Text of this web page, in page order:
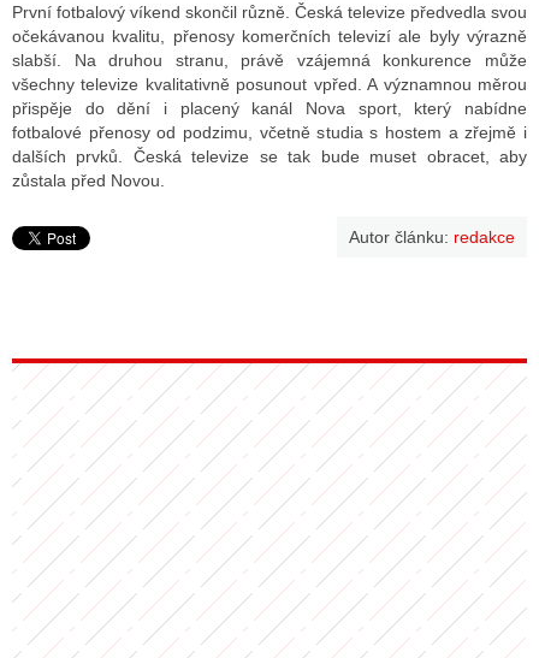
První fotbalový víkend skončil různě. Česká televize předvedla svou
očekávanou kvalitu, přenosy komerčních televizí ale byly výrazně
slabší. Na druhou stranu, právě vzájemná konkurence může
všechny televize kvalitativně posunout vpřed. A významnou měrou
přispěje do dění i placený kanál Nova sport, který nabídne
fotbalové přenosy od podzimu, včetně studia s hostem a zřejmě i
dalších prvků. Česká televize se tak bude muset obracet, aby
zůstala před Novou.
Autor článku: redakce